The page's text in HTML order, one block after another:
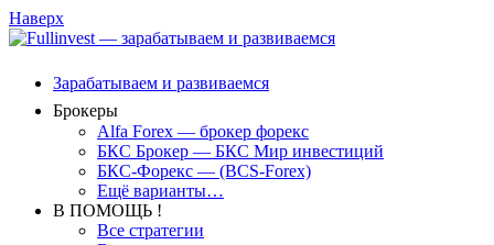
Наверх
Зарабатываем и развиваемся
Брокеры
Alfa Forex — брокер форекс
БКС Брокер — БКС Мир инвестиций
БКС-Форекс — (BCS-Forex)
Ещё варианты…
В ПОМОЩЬ !
Все стратегии